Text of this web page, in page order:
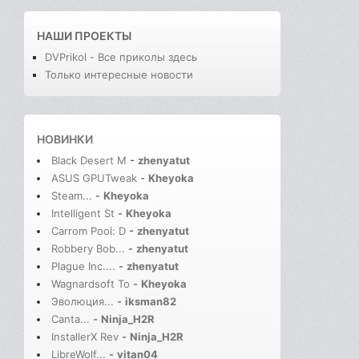
НАШИ ПРОЕКТЫ
DVPrikol - Все приколы здесь
Только интересные новости
НОВИНКИ
Black Desert M - zhenyatut
ASUS GPUTweak - Kheyoka
Steam... - Kheyoka
Intelligent St - Kheyoka
Carrom Pool: D - zhenyatut
Robbery Bob... - zhenyatut
Plague Inc.... - zhenyatut
Wagnardsoft To - Kheyoka
Эволюция... - iksman82
Canta... - Ninja_H2R
InstallerX Rev - Ninja_H2R
LibreWolf... - vitan04